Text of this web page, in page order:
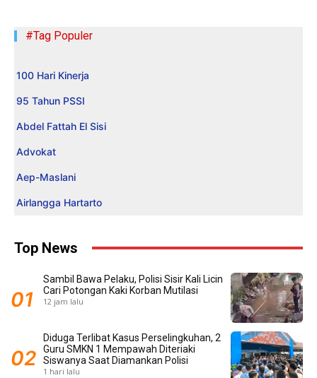
#Tag Populer
100 Hari Kinerja
95 Tahun PSSI
Abdel Fattah El Sisi
Advokat
Aep-Maslani
Airlangga Hartarto
Top News
Sambil Bawa Pelaku, Polisi Sisir Kali Licin
Cari Potongan Kaki Korban Mutilasi
12 jam lalu
Diduga Terlibat Kasus Perselingkuhan, 2
Guru SMKN 1 Mempawah Diteriaki
Siswanya Saat Diamankan Polisi
1 hari lalu